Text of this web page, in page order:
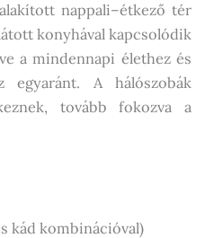
nappali–étkező tér
konyhával kapcsolódik
a mindennapi élethez és
egyaránt. A hálószobák
tovább fokozva a
kád kombinációval)